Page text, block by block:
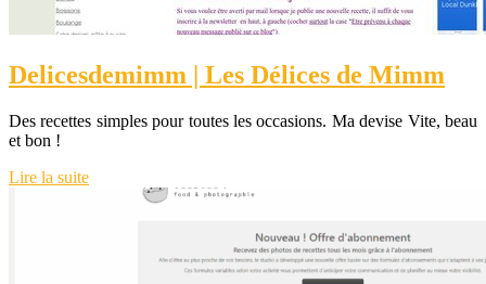
Delices­de­mimm | Les Délices de Mimm
Des recettes simples pour toutes les occasions. Ma devise Vite, beau
et bon !
Lire la suite